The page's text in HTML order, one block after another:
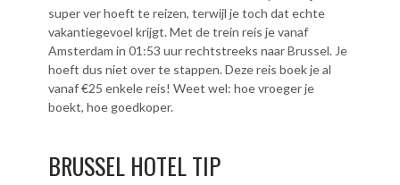
super ver hoeft te reizen, terwijl je toch dat echte
vakantiegevoel krijgt. Met de trein reis je vanaf
Amsterdam in 01:53 uur rechtstreeks naar Brussel. Je
hoeft dus niet over te stappen. Deze reis boek je al
vanaf €25 enkele reis! Weet wel: hoe vroeger je
boekt, hoe goedkoper.
BRUSSEL HOTEL TIP